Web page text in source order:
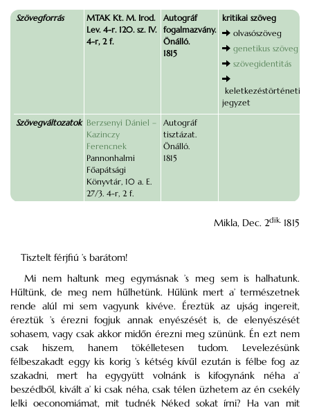
Szövegforrás
MTAK Kt. M. Irod.
Lev. 4-r. 120. sz. IV.
4-r, 2 f.
Autográf
fogalmazvány.
Önálló.
1815
kritikai szöveg
olvasószöveg
genetikus szöveg
szövegidentitás
keletkezéstörténeti
jegyzet
Szövegváltozatok Berzsenyi Dániel –
Kazinczy
Ferencnek
Pannonhalmi
Főapátsági
Könyvtár, 10 a. E.
27/3. 4-r, 2 f.
Autográf
tisztázat.
Önálló.
1815
Mikla, Dec. 2dik. 1815
Tisztelt férjfiú ’s barátom!
Mi nem haltunk meg egymásnak ’s meg sem is halhatunk.
Hűltünk, de meg nem hűlhetünk. Hűlünk mert a’ természetnek
rende alúl mi sem vagyunk kivéve. Éreztük az ujság ingereit,
éreztük ’s érezni fogjuk annak enyészését is, de elenyészését
sohasem, vagy csak akkor midőn érezni meg szününk. Én ezt nem
csak hiszem, hanem tökélletesen tudom. Levelezésünk
félbeszakadt eggy kis korig ’s kétség kívűl ezután is félbe fog az
szakadni, mert ha egygyütt volnánk is kifogynánk néha a’
beszédből, kivált a’ ki csak néha, csak télen üzhetem az én csekély
lelki oeconomiámat, mit tudnék Néked sokat írni? Ha van mit